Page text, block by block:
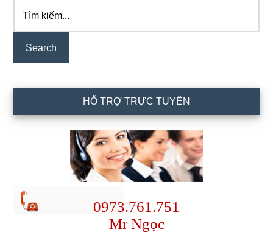
Primary
Sidebar
kiếm...
HỖ TRỢ TRỰC TUYẾN
0973.761.751
Mr Ngọc